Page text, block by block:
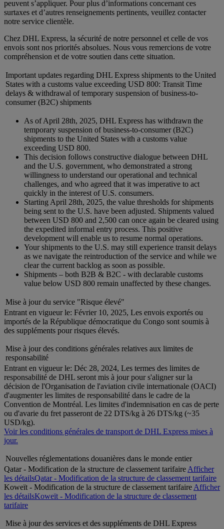
peuvent s’appliquer. Pour plus d’informations concernant ces
surtaxes et d’autres renseignements pertinents, veuillez contacter
notre service clientèle.
Chez DHL Express, la sécurité de notre personnel et celle de vos
envois sont nos priorités absolues. Nous vous remercions de votre
compréhension et de votre soutien dans cette situation.
Important updates regarding DHL Express shipments to the United
States with a customs value exceeding USD 800: Transit Time
delays & withdrawal of temporary suspension of business-to-
consumer (B2C) shipments
As of April 28th, 2025, DHL Express has withdrawn the
temporary suspension of business-to-consumer (B2C)
shipments to the United States with a customs value
exceeding USD 800.
This decision follows constructive dialogue between DHL
and the U.S. government, who demonstrated a strong
willingness to understand our operational and technical
challenges, and who agreed that it was imperative to act
quickly in the interest of U.S. consumers.
Starting April 28th, 2025, the value thresholds for shipments
being sent to the U.S. have been adjusted. Shipments valued
between USD 800 and 2,500 can once again be cleared using
the expedited informal entry process. This positive
development will enable us to resume normal operations.
Your shipments to the U.S. may still experience transit delays
as we navigate the reintroduction of the service and while we
clear the current backlog as soon as possible.
Shipments – both B2B & B2C - with declarable customs
value below USD 800 remain unaffected by these changes.
Mise à jour du service "Risque élevé"
Entrant en vigueur le: Février 10, 2025, Les envois exportés ou
importés de la République démocratique du Congo sont soumis à
des suppléments pour risques élevés.
Mise à jour des conditions générales relatives aux limites de
responsabilité
Entrant en vigueur le: Déc 28, 2024, Les termes des limites de
responsabilité de DHL seront mis à jour pour s'aligner sur la
décision de l'Organisation de l'aviation civile internationale (OACI)
d'augmenter les limites de responsabilité dans le cadre de la
Convention de Montréal. Les limites d'indemnisation en cas de perte
ou d'avarie du fret passeront de 22 DTS/kg à 26 DTS/kg (~35
USD/kg).
Voir les conditions générales de transport de DHL Express mises à
jour.
Nouvelles réglementations douanières dans le monde entier
Qatar - Modification de la structure de classement tarifaireAfficher
les détailsQatar - Modification de la structure de classement tarifaire
Koweït - Modification de la structure de classement tarifaireAfficher
les détailsKoweït - Modification de la structure de classement
tarifaire
Mise à jour des services et des suppléments de DHL Express